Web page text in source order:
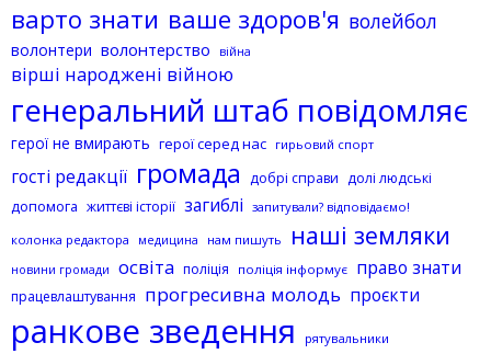
варто знати ваше здоров'я волейбол
волонтери волонтерство війна
вірші народжені війною
генеральний штаб повідомляє
герої не вмирають герої серед нас гирьовий спорт
гості редакції громада добрі справи долі людські
допомога життєві історії загиблі запитували? відповідаємо!
колонка редактора
медицина нам пишуть наші земляки
новини громади освіта поліція поліція інформує право знати
працевлаштування прогресивна молодь проєкти
ранкове зведення рятувальники